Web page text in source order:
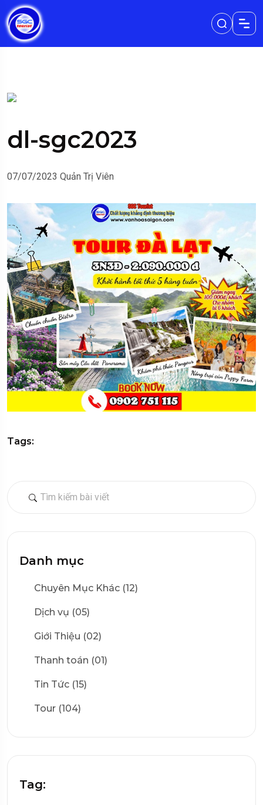
Danh mục
Chuyên Mục Khác (12)
Dịch vụ (05)
Giới Thiệu (02)
Thanh toán (01)
Tin Tức (15)
Tour (104)
Tag:
dl-sgc2023
07/07/2023 Quản Trị Viên
Tags: